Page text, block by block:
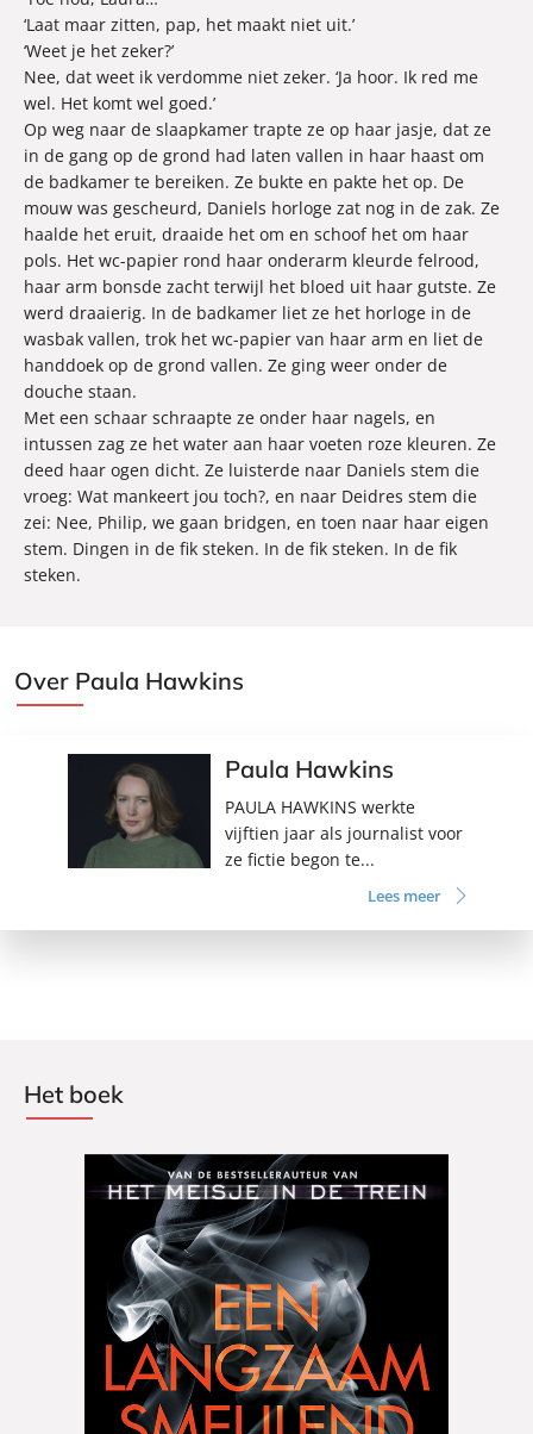
‘Laat maar zitten, pap, het maakt niet uit.’
‘Weet je het zeker?’
Nee, dat weet ik verdomme niet zeker. ‘Ja hoor. Ik red me
wel. Het komt wel goed.’
Op weg naar de slaapkamer trapte ze op haar jasje, dat ze
in de gang op de grond had laten vallen in haar haast om
de badkamer te bereiken. Ze bukte en pakte het op. De
mouw was gescheurd, Daniels horloge zat nog in de zak. Ze
haalde het eruit, draaide het om en schoof het om haar
pols. Het wc-papier rond haar onderarm kleurde felrood,
haar arm bonsde zacht terwijl het bloed uit haar gutste. Ze
werd draaierig. In de badkamer liet ze het horloge in de
wasbak vallen, trok het wc-papier van haar arm en liet de
handdoek op de grond vallen. Ze ging weer onder de
douche staan.
Met een schaar schraapte ze onder haar nagels, en
intussen zag ze het water aan haar voeten roze kleuren. Ze
deed haar ogen dicht. Ze luisterde naar Daniels stem die
vroeg: Wat mankeert jou toch?, en naar Deidres stem die
zei: Nee, Philip, we gaan bridgen, en toen naar haar eigen
stem. Dingen in de fik steken. In de fik steken. In de fik
steken.
Over Paula Hawkins
Paula Hawkins
PAULA HAWKINS werkte
vijftien jaar als journalist voor
ze fictie begon te...
Lees meer
Het boek